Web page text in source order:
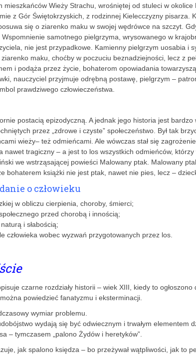
mieszkańców Wieży Strachu, wrośniętej od stuleci w
z Gór Świętokrzyskich, z rodzinnej Kielecczyzny pisarza.
się o ziarenko maku w swojej wędrówce na szczyt.
samotnego pielgrzyma, wrysowanego w
nie jest przypadkowe. Kamienny pielgrzym uosabia i
maku, choćby w poczuciu beznadziejności, lecz z
i podąża przez życie, bohaterom opowiadania
nauczyciel przyjmuje odrębną postawę, pielgrzym –
prawdziwego człowieczeństwa.
postacią epizodyczną. A jednak jego historia jest
przez „zdrowe i czyste” społeczeństwo. Był tak
wieży– też odmieńcami. Ale wówczas stał się
nawet tragiczny – a jest to los wszystkich odmieńców,
we wstrząsającej powieści Malowany ptak. Malowany
bohaterem książki nie jest ptak, nawet nie pies, lecz –
o człowieku
w obliczu cierpienia, choroby, śmierci;
przed chorobą i innością;
i słaboś­cią;
człowieka wobec wyzwań przygotowanych przez los.
czarne rozdziały historii – wiek XIII, kiedy to
powiedzieć fanatyzmu i eksterminacji.
wymiar problemu.
wydają się być odwiecznym i trwałym elementem
– tymczasem „palono Żydów i heretyków”.
jak spalono księdza – bo przeżywał wątpliwości, jak to